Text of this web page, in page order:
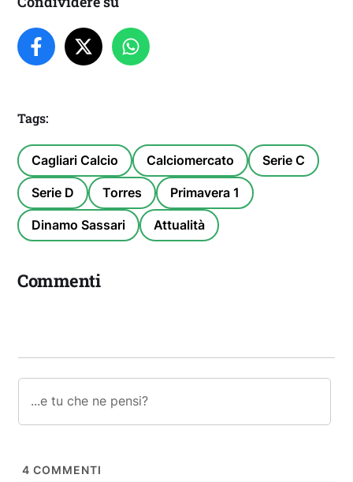
Tags:
Cagliari Calcio Calciomercato Serie C
Serie D Torres Primavera 1
Dinamo Sassari Attualità
Commenti
4 COMMENTI